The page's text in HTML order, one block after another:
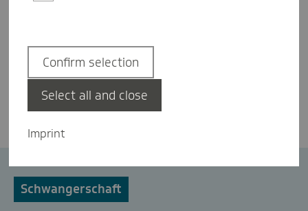
Nicole Battenfeld
Schwangerschaft
Imprint
Confirm selection
Select all and close